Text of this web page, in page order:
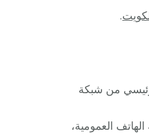
.
رئيسي من شبكة
العمومية،